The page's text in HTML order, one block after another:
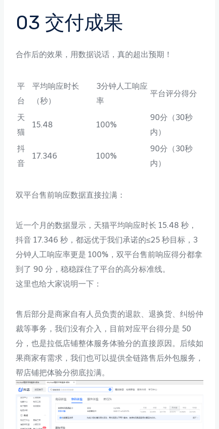
03 交付成果
合作后的效果，用数据说话，真的超出预期！
平
台
平均响应时长
（秒）
3分钟人工响应
率
平台评分得分
天
猫
15.48 100%
90分（30秒
内）
抖
音
17.346 100%
90分（30秒
内）
双平台售前响应数据直接拉满：
近一个月的数据显示，天猫平均响应时长 15.48 秒，
抖音 17.346 秒，都远优于我们承诺的≤25 秒目标，3
分钟人工响应率更是 100%，双平台售前响应得分都拿
到了 90 分，稳稳踩住了平台的高分标准线。
这里也给大家说明一下：
售后部分是商家自有人员负责的退款、退换货、纠纷仲
裁等事务，我们没有介入，目前对应平台得分是 50
分，也是拉低店铺整体服务体验分的直接原因。后续如
果商家有需求，我们也可以提供全链路售后外包服务，
帮店铺把体验分彻底拉满。